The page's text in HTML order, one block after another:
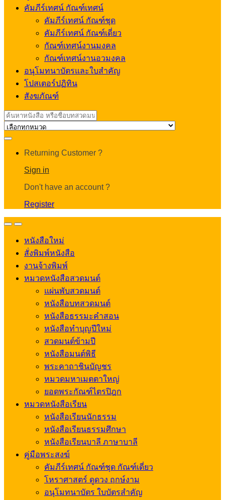
คัมภีร์เทศน์ กัณฑ์เทศน์
คัมภีร์เทศน์ กัณฑ์ชุด
คัมภีร์เทศน์ กัณฑ์เดี่ยว
กัณฑ์เทศน์งานมงคล
กัณฑ์เทศน์งานอวมงคล
อนุโมทนาบัตรและใบสำคัญ
โปสเตอร์ปฏิทิน
สังฆภัณฑ์
Search
for:
Returning Customer ?
Sign in
Don't have an account ?
Register
OpenClose
หนังสือใหม่
สั่งพิมพ์หนังสือ
งานจ้างพิมพ์
หมวดหนังสือสวดมนต์
แผ่นพับสวดมนต์
หนังสือบทสวดมนต์
หนังสือธรรมะคำสอน
หนังสือทำบุญปีใหม่
สวดมนต์ข้ามปี
หนังสือมนต์พิธี
พระคาถาชินบัญชร
หมวดมหาเมตตาใหญ่
ยอดพระกัณฑ์ไตรปิฎก
หมวดหนังสือเรียน
หนังสือเรียนนักธรรม
หนังสือเรียนธรรมศึกษา
หนังสือเรียนบาลี ภาษาบาลี
คู่มือพระสงฆ์
คัมภีร์เทศน์ กัณฑ์ชุด กัณฑ์เดี่ยว
โหราศาสตร์ ดูดวง ฤกษ์งาม
อนุโมทนาบัตร ใบบัตรสำคัญ